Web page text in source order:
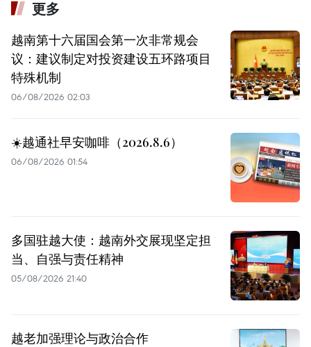
更多
越南第十六届国会第一次非常规会
议：建议制定对投资建设五环路项目
特殊机制
06/08/2026 02:03
☀️越通社早安咖啡（2026.8.6）
06/08/2026 01:54
多国驻越大使：越南外交展现坚定担
当、自强与责任精神
05/08/2026 21:40
越老加强理论与政治合作